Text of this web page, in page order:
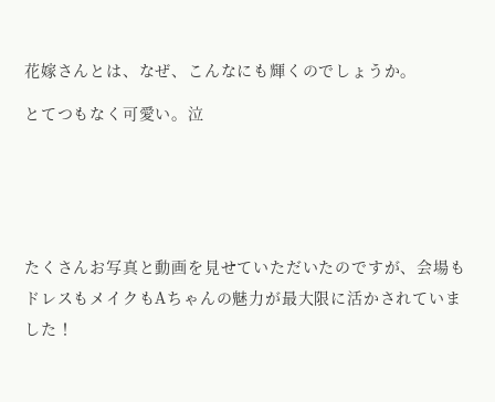
花嫁さんとは、なぜ、こんなにも輝くのでしょうか。
とてつもなく可愛い。泣
たくさんお写真と動画を見せていただいたのですが、会場も
ドレスもメイクもAちゃんの魅力が最大限に活かされていま
した！